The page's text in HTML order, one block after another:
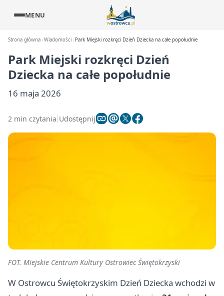
MENU
Strona główna Wiadomości Park Miejski rozkręci Dzień Dziecka na całe popołudnie
Park Miejski rozkręci Dzień
Dziecka na całe popołudnie
16 maja 2026
2 min czytania Udostępnij
FOT. Miejskie Centrum Kultury Ostrowiec Świętokrzyski
W Ostrowcu Świętokrzyskim Dzień Dziecka wchodzi w